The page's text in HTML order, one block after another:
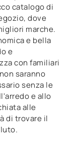
catalogo di
dove
marche.
e bella
e
con familiari
saranno
senza le
e allo
alle
di trovare il